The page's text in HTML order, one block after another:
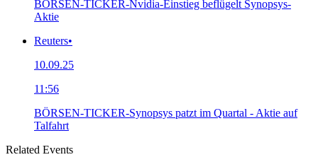
BÖRSEN-TICKER-Nvidia-Einstieg beflügelt Synopsys-
Aktie
Reuters•
10.09.25
11:56
BÖRSEN-TICKER-Synopsys patzt im Quartal - Aktie auf
Talfahrt
Related Events